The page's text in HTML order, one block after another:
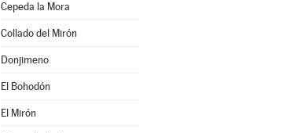
Cepeda la Mora
Collado del Mirón
Donjimeno
El Bohodón
El Mirón